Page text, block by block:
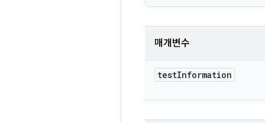
매개변수
testInformation